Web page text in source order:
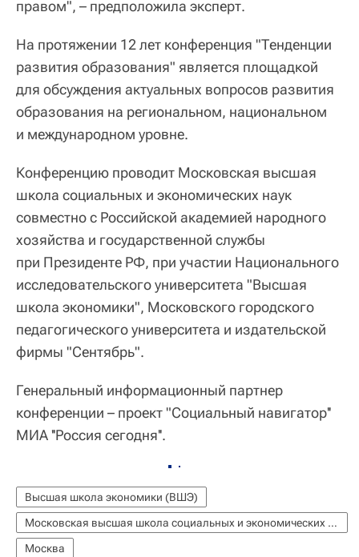
правом", – предположила эксперт.
На протяжении 12 лет конференция "Тенденции
развития образования" является площадкой
для обсуждения актуальных вопросов развития
образования на региональном, национальном
и международном уровне.
Конференцию проводит Московская высшая
школа социальных и экономических наук
совместно с Российской академией народного
хозяйства и государственной службы
при Президенте РФ, при участии Национального
исследовательского университета "Высшая
школа экономики", Московского городского
педагогического университета и издательской
фирмы "Сентябрь".
Генеральный информационный партнер
конференции – проект "Социальный навигатор''
МИА ''Россия сегодня''.
Высшая школа экономики (ВШЭ)
Московская высшая школа социальных и экономических наук
Москва